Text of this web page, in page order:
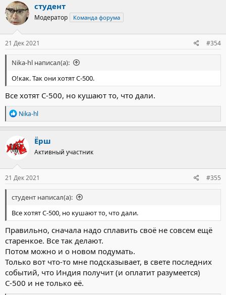
студент
Модератор Команда форума
21 Дек 2021 #354
Nika-hl написал(а):
О!как. Так они хотят С-500.
Все хотят С-500, но кушают то, что дали.
Р
е
а
к
ц
и
:
Nika-hl
Ёрш
Активный участник
21 Дек 2021 #355
студент написал(а):
Все хотят С-500, но кушают то, что дали.
Правильно, сначала надо сплавить своё не совсем ещё
старенкое. Все так делают.
Потом можно и о новом подумать.
Только вот что-то мне подсказывает, в свете последних
событий, что Индия получит (и оплатит разумеется)
С-500 и не только её.